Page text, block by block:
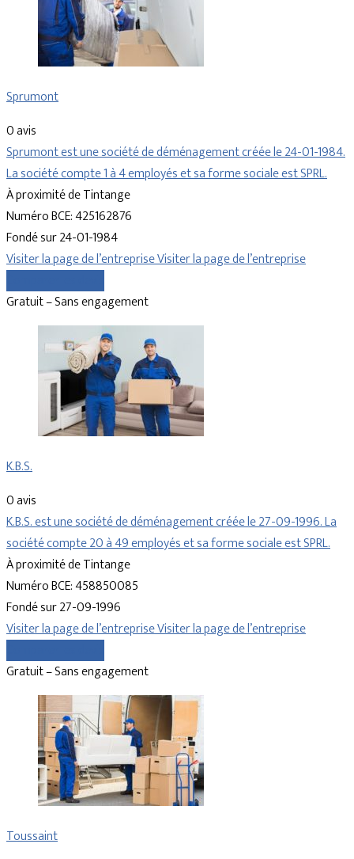
Sprumont
0 avis
Sprumont est une société de déménagement créée le 24-01-1984.
La société compte 1 à 4 employés et sa forme sociale est SPRL.
À proximité de Tintange
Numéro BCE: 425162876
Fondé sur 24-01-1984
Visiter la page de l’entrepriseVisiter la page de l’entreprise
Gratuit – Sans engagement
K.B.S.
0 avis
K.B.S. est une société de déménagement créée le 27-09-1996. La
société compte 20 à 49 employés et sa forme sociale est SPRL.
À proximité de Tintange
Numéro BCE: 458850085
Fondé sur 27-09-1996
Visiter la page de l’entrepriseVisiter la page de l’entreprise
Gratuit – Sans engagement
Toussaint